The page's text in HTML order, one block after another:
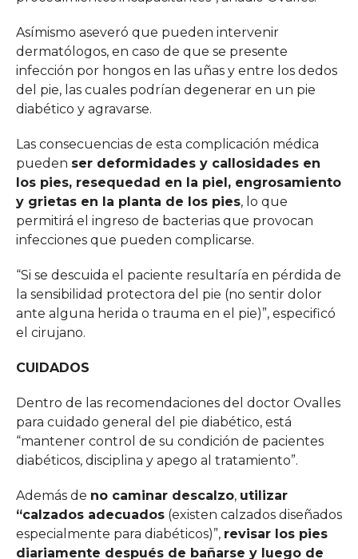
Asímismo aseveró que pueden intervenir
dermatólogos, en caso de que se presente
infección por hongos en las uñas y entre los dedos
del pie, las cuales podrían degenerar en un pie
diabético y agravarse.
Las consecuencias de esta complicación médica
pueden ser deformidades y callosidades en
los pies, resequedad en la piel, engrosamiento
y grietas en la planta de los pies, lo que
permitirá el ingreso de bacterias que provocan
infecciones que pueden complicarse.
“Si se descuida el paciente resultaría en pérdida de
la sensibilidad protectora del pie (no sentir dolor
ante alguna herida o trauma en el pie)”, especificó
el cirujano.
CUIDADOS
Dentro de las recomendaciones del doctor Ovalles
para cuidado general del pie diabético, está
“mantener control de su condición de pacientes
diabéticos, disciplina y apego al tratamiento”.
Además de no caminar descalzo, utilizar
“calzados adecuados(existen calzados diseñados
especialmente para diabéticos)”, revisar los pies
diariamente después de bañarse y luego de